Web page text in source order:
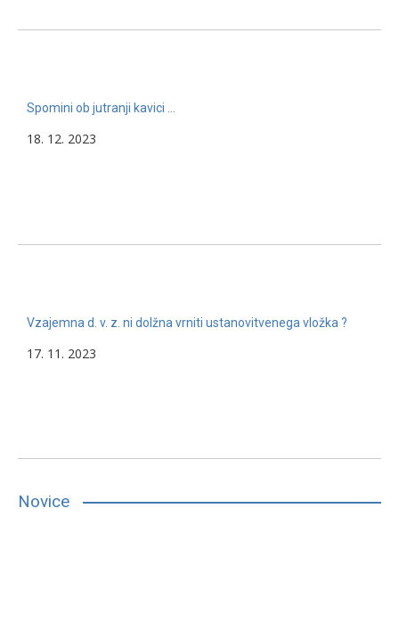
Spomini ob jutranji kavici …
18. 12. 2023
Vzajemna d. v. z. ni dolžna vrniti ustanovitvenega vložka ?
17. 11. 2023
Novice